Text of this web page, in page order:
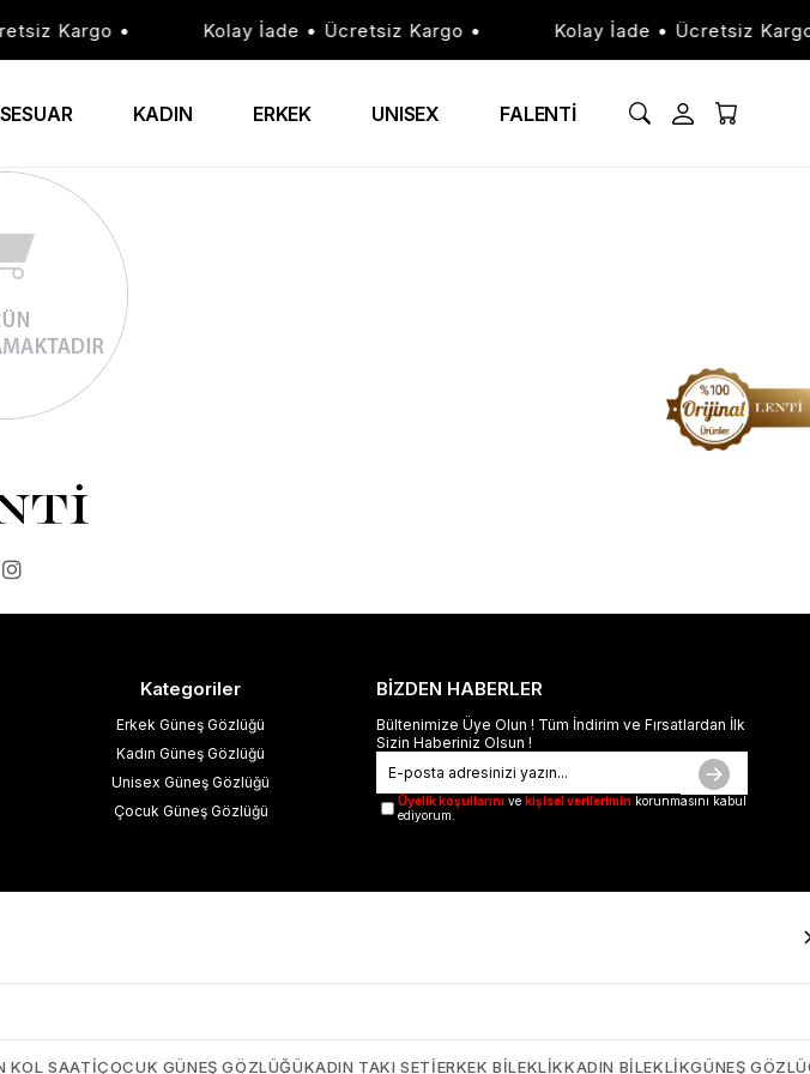
Kargo • Kolay İade • Ücretsiz Kargo • Kolay İade • Ücretsiz Kargo
KADIN ERKEK UNISEX FALENTİ
Kategoriler
Erkek Güneş Gözlüğü
Kadın Güneş Gözlüğü
Unisex Güneş Gözlüğü
Çocuk Güneş Gözlüğü
BİZDEN HABERLER
Bültenimize Üye Olun ! Tüm İndirim ve Fırsatlardan İlk
Sizin Haberiniz Olsun !
Üyelik koşullarını ve kişisel verilerimin korunmasını kabul
ediyorum.
KOL SAATIÇOCUK GÜNEŞ GÖZLÜĞÜKADIN TAKI SETIERKEK BILEKLIKKADIN BILEKLIKGÜNEŞ